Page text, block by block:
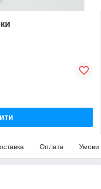
Оплата Умови